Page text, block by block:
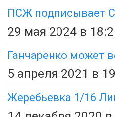
ПСЖ подписывает
29 мая 2024 в
Ганчаренко может
5 апреля 2021 в
Жеребьевка 1/16